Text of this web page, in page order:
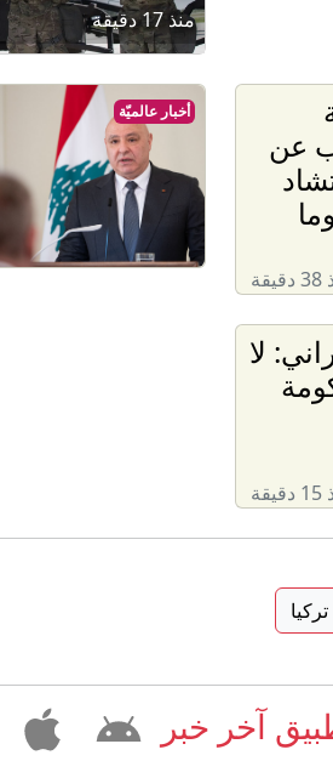
منذ 17 دقيقة
عن
أخبار عالميّة
لا
تركيا
آخر خبر